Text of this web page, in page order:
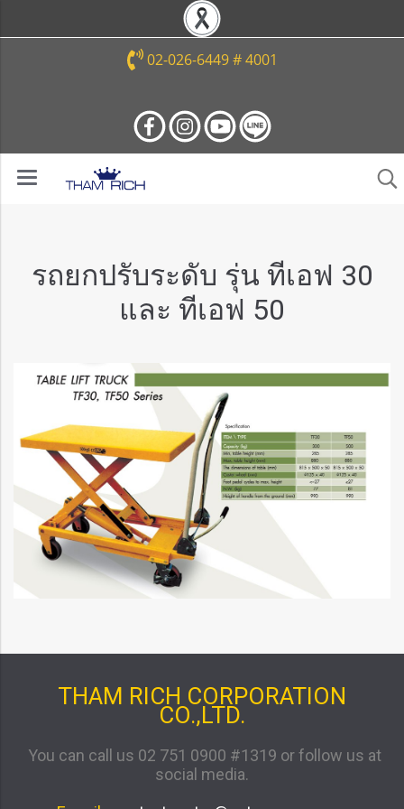
02-026-6449 # 4001
รถยกปรับระดับ รุ่น ทีเอฟ 30
และ ทีเอฟ 50
THAM RICH CORPORATION
CO.,LTD.
You can call us 02 751 0900 #1319 or follow us at
social media.